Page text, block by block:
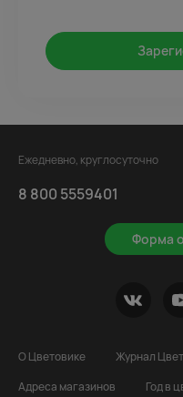
Ежедневно, круглосуточно
8 800 5559401
Форма
О Цветовике Журнал
Адреса магазинов
Год в